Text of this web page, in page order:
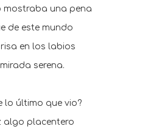
mostraba una pena
de este mundo
en los labios
serena.
lo último que vio?
algo placentero